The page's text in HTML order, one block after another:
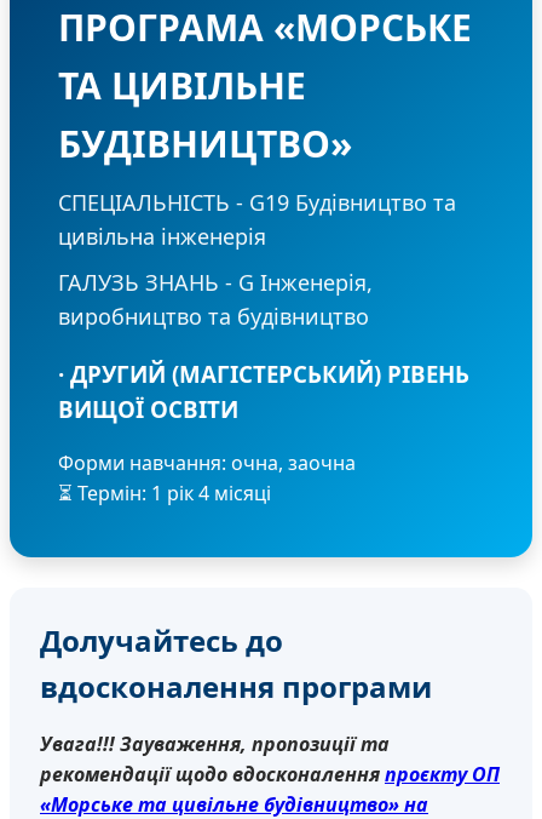
ПРОГРАМА «МОРСЬКЕ
ТА ЦИВІЛЬНЕ
БУДІВНИЦТВО»
СПЕЦІАЛЬНІСТЬ - G19 Будівництво та
цивільна інженерія
ГАЛУЗЬ ЗНАНЬ - G Інженерія,
виробництво та будівництво
· ДРУГИЙ (МАГІСТЕРСЬКИЙ) РІВЕНЬ
ВИЩОЇ ОСВІТИ
Форми навчання: очна, заочна
⏳ Термін: 1 рік 4 місяці
Долучайтесь до
вдосконалення програми
Увага!!! Зауваження, пропозиції та
рекомендації щодо вдосконаленняпроєкту ОП
«Морське та цивільне будівництво» на